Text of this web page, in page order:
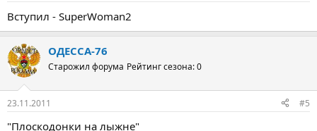
Вступил - SuperWoman2
ОДЕССА-76
Старожил форума Рейтинг сезона: 0
23.11.2011 #5
"Плоскодонки на лыжне"